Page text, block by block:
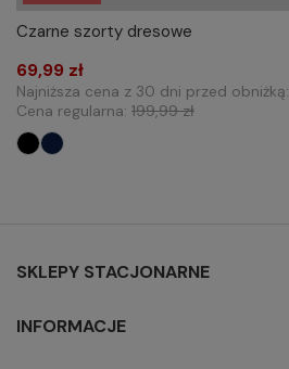
Czarne szorty dresowe
69,99 zł
Najniższa cena z 30 dni przed obniżką:
Cena regularna: 199,99 zł
SKLEPY STACJONARNE
INFORMACJE